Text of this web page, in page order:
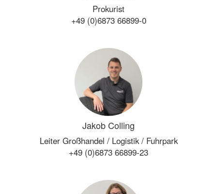
Prokurist
+49 (0)6873 66899-0
Jakob Colling
Leiter Großhandel / Logistik / Fuhrpark
+49 (0)6873 66899-23